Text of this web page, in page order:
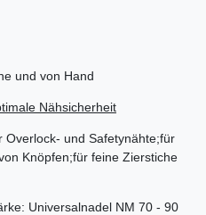
und von Hand
Nähsicherheit
und Safetynähte;für
Knöpfen;für feine Zierstiche
Universalnadel NM 70 - 90